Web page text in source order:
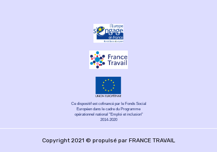
Ce dispositif est cofinancé par le Fonds Social
Européen dans le cadre du Programme
opérationnel national "Emploi et inclusion"
2014-2020
Copyright 2021 © propulsé par FRANCE TRAVAIL